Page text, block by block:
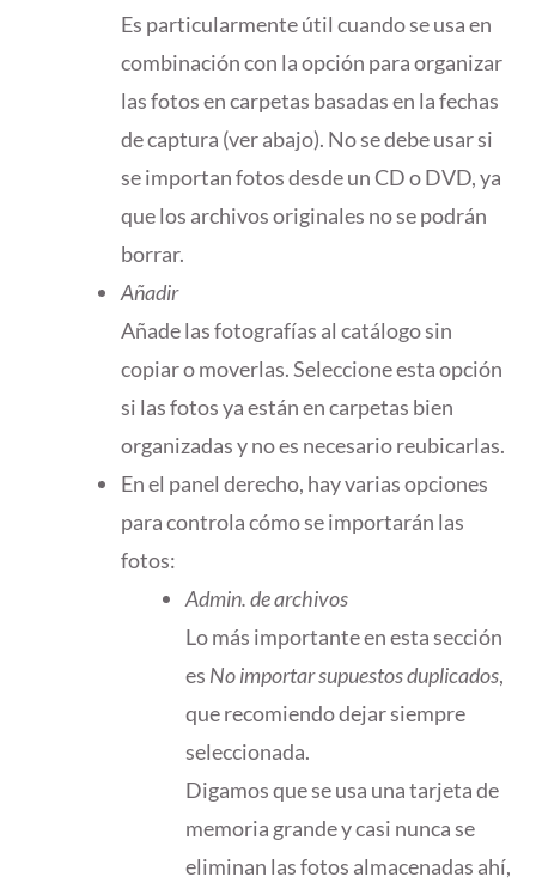
Es particularmente útil cuando se usa en
combinación con la opción para organizar
las fotos en carpetas basadas en la fechas
de captura (ver abajo). No se debe usar si
se importan fotos desde un CD o DVD, ya
que los archivos originales no se podrán
borrar.
Añadir
Añade las fotografías al catálogo sin
copiar o moverlas. Seleccione esta opción
si las fotos ya están en carpetas bien
organizadas y no es necesario reubicarlas.
En el panel derecho, hay varias opciones
para controla cómo se importarán las
fotos:
Admin. de archivos
Lo más importante en esta sección
es No importar supuestos duplicados,
que recomiendo dejar siempre
seleccionada.
Digamos que se usa una tarjeta de
memoria grande y casi nunca se
eliminan las fotos almacenadas ahí,